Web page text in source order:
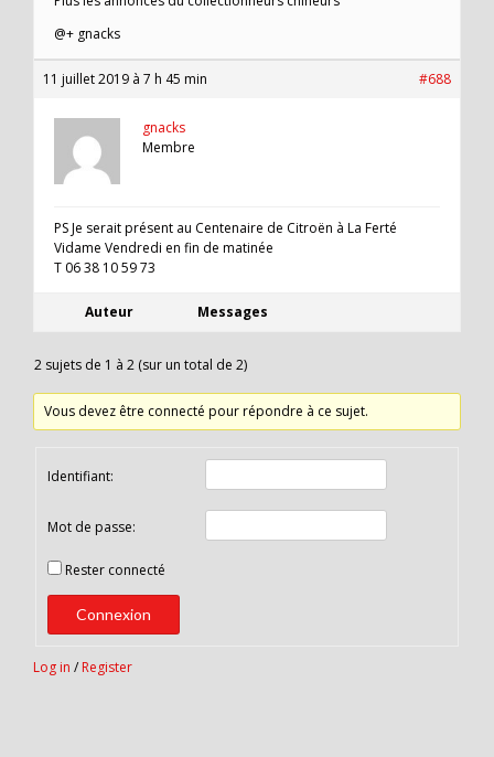
@+ gnacks
11 juillet 2019 à 7 h 45 min #688
gnacks
Membre
PS Je serait présent au Centenaire de Citroën à La Ferté
Vidame Vendredi en fin de matinée
T 06 38 10 59 73
Auteur Messages
2 sujets de 1 à 2 (sur un total de 2)
Vous devez être connecté pour répondre à ce sujet.
Identifiant:
Mot de passe:
Rester connecté
Connexion
Log in / Register